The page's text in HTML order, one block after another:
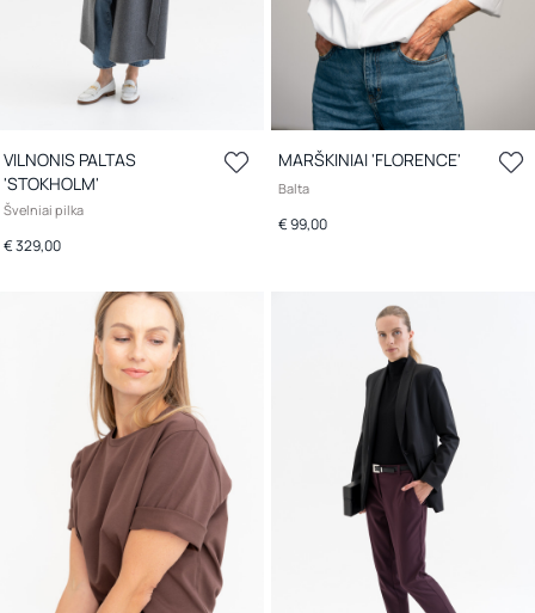
VILNONIS PALTAS
'STOKHOLM'
Švelniai pilka
€ 329,00
MARŠKINIAI 'FLORENCE'
Balta
€ 99,00